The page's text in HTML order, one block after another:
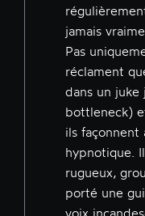
jamais
Pas
réclament
dans un juke
bottleneck)
ils façonnent
hypnotique.
rugueux,
porté une